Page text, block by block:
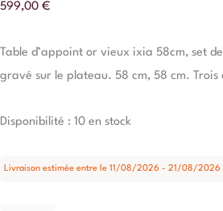
599,00 €
Table d’appoint or vieux ixia 58cm, set
gravé sur le plateau. 58 cm, 58 cm. Trois
Disponibilité : 10 en stock
Livraison estimée entre le 11/08/2026 - 21/08/2026